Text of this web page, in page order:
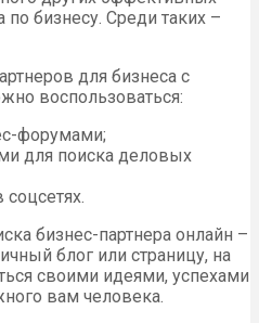
по бизнесу. Среди таких –
для бизнеса с
воспользоваться:
форумами;
для поиска деловых
бизнес-партнера онлайн –
блог или страницу, на
своими идеями, успехами
вам человека.